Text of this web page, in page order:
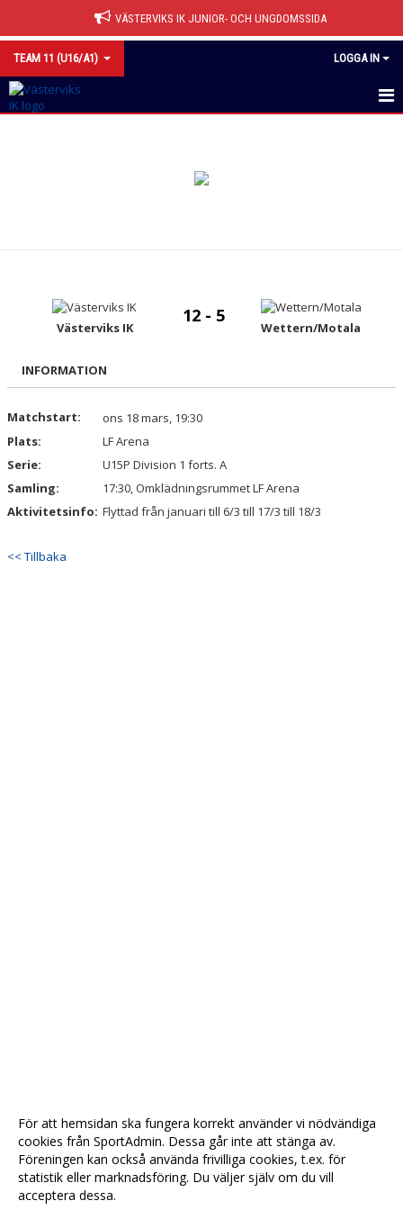
VÄSTERVIKS IK JUNIOR- OCH UNGDOMSSIDA
TEAM 11 (U16/A1) LOGGA IN
TRUPPEN
BILDGALLERI
KONTAKT
Västerviks IK
12 - 5
Wettern/Motala
INFORMATION
Matchstart:
ons 18 mars, 19:30
Plats:
LF Arena
Serie:
U15P Division 1 forts. A
Samling:
17:30, Omklädningsrummet LF Arena
Aktivitetsinfo: Flyttad från januari till 6/3 till 17/3 till 18/3
<< Tillbaka
För att hemsidan ska fungera korrekt använder vi nödvändiga
cookies från SportAdmin. Dessa går inte att stänga av.
Föreningen kan också använda frivilliga cookies, t.ex. för
statistik eller marknadsföring. Du väljer själv om du vill
acceptera dessa.